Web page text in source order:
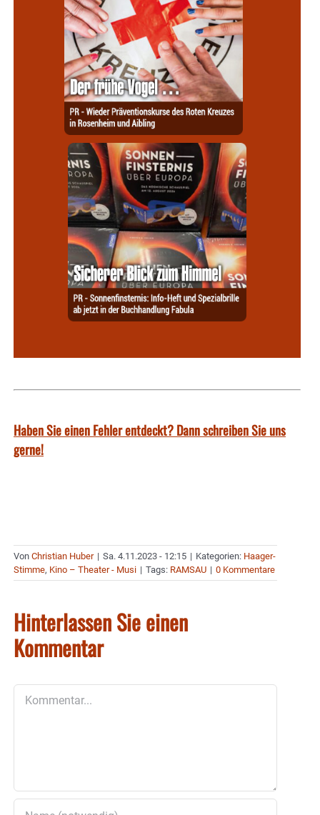
Haben Sie einen Fehler entdeckt? Dann schreiben Sie uns
gerne!
Von Christian Huber | Sa. 4.11.2023 - 12:15 | Kategorien: Haager-
Stimme, Kino – Theater - Musi | Tags: RAMSAU | 0 Kommentare
Hinterlassen Sie einen
Kommentar